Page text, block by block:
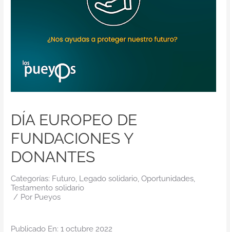
Contacto
DÍA EUROPEO DE
FUNDACIONES Y
DONANTES
Categorías: Futuro, Legado solidario, Oportunidades,
Testamento solidario
/ Por Pueyos
Publicado En: 1 octubre 2022